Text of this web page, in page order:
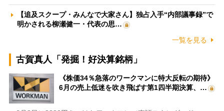
【追及スクープ・みんなで大家さん】独占入手“内部議事録”で
明かされる柳瀬健一・代表の思…
一覧を見る
古賀真人「発掘！好決算銘柄」
《株価34％急落のワークマンに特大反転の期待》
6月の売上低迷を吹き飛ばす第1四半期決算、…